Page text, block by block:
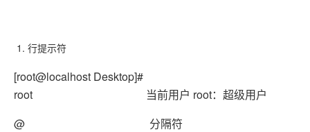
行提示符
[root@localhost Desktop]#
root 当前用户 root：超级用户
@ 分隔符